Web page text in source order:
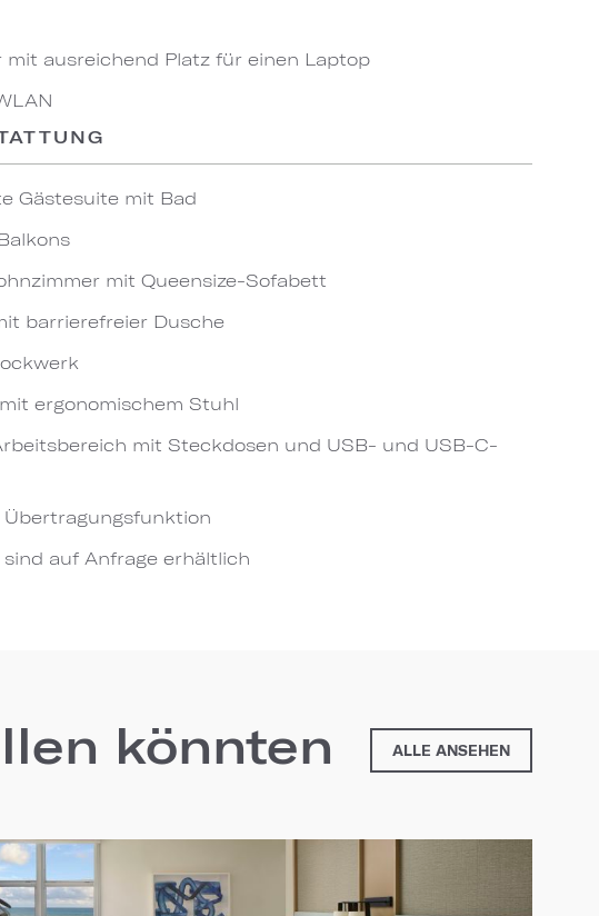
mit ausreichend Platz für einen Laptop
Gästesuite mit Bad
mit Queensize-Sofabett
barrierefreier Dusche
ergonomischem Stuhl
mit Steckdosen und USB- und USB-C-
Übertragungsfunktion
auf Anfrage erhältlich
könnten ALLE ANSEHEN